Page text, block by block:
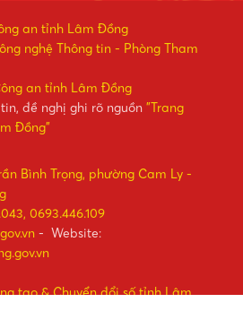
an tỉnh Lâm Đồng
nghệ Thông tin - Phòng Tham
an tỉnh Lâm Đồng
đề nghị ghi rõ nguồn "Trang
Đồng"
Bình Trọng, phường Cam Ly -
0693.446.109
- Website:
tạo & Chuyển đổi số tỉnh Lâm